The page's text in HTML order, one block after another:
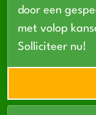
door een
met volop
Solliciteer nu!